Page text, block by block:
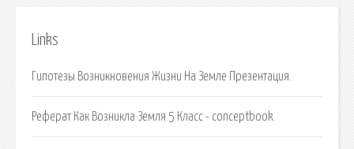
Links
Гипотезы Возникновения Жизни На Земле Презентация.
Реферат Как Возникла Земля 5 Класс - conceptbook.